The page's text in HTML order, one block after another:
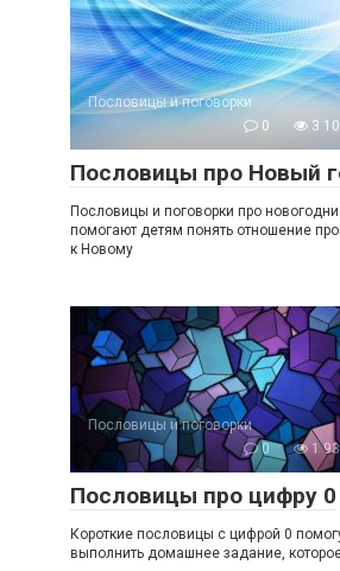
Пословицы и поговорки
0
3
Пословицы про Новый
Пословицы и поговорки про
помогают детям понять отношение
к Новому
Пословицы и поговорки
0
1
Пословицы про цифру 0
Короткие пословицы с цифрой 0
выполнить домашнее задание,